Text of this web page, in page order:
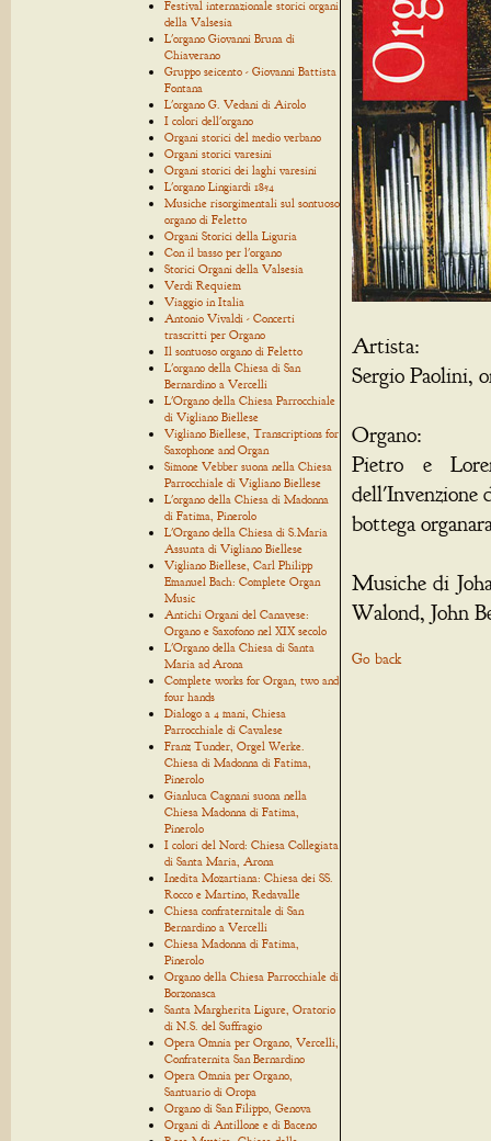
Festival internazionale storici organi
della Valsesia
L'organo Giovanni Bruna di
Chiaverano
Gruppo seicento - Giovanni Battista
Fontana
L'organo G. Vedani di Airolo
I colori dell'organo
Organi storici del medio verbano
Organi storici varesini
Organi storici dei laghi varesini
L'organo Lingiardi 1854
Musiche risorgimentali sul sontuoso
organo di Feletto
Organi Storici della Liguria
Con il basso per l'organo
Storici Organi della Valsesia
Verdi Requiem
Viaggio in Italia
Antonio Vivaldi - Concerti
trascritti per Organo
Il sontuoso organo di Feletto
L'organo della Chiesa di San
Bernardino a Vercelli
L'Organo della Chiesa Parrocchiale
di Vigliano Biellese
Vigliano Biellese, Transcriptions for
Saxophone and Organ
Simone Vebber suona nella Chiesa
Parrocchiale di Vigliano Biellese
L'organo della Chiesa di Madonna
di Fatima, Pinerolo
L'Organo della Chiesa di S.Maria
Assunta di Vigliano Biellese
Vigliano Biellese, Carl Philipp
Emanuel Bach: Complete Organ
Music
Antichi Organi del Canavese:
Organo e Saxofono nel XIX secolo
L'Organo della Chiesa di Santa
Maria ad Arona
Complete works for Organ, two and
four hands
Dialogo a 4 mani, Chiesa
Parrocchiale di Cavalese
Franz Tunder, Orgel Werke.
Chiesa di Madonna di Fatima,
Pinerolo
Gianluca Cagnani suona nella
Chiesa Madonna di Fatima,
Pinerolo
I colori del Nord: Chiesa Collegiata
di Santa Maria, Arona
Inedita Mozartiana: Chiesa dei SS.
Rocco e Martino, Redavalle
Chiesa confraternitale di San
Bernardino a Vercelli
Chiesa Madonna di Fatima,
Pinerolo
Organo della Chiesa Parrocchiale di
Borzonasca
Santa Margherita Ligure, Oratorio
di N.S. del Suffragio
Opera Omnia per Organo, Vercelli,
Confraternita San Bernardino
Opera Omnia per Organo,
Santuario di Oropa
Organo di San Filippo, Genova
Organi di Antillone e di Baceno
Artista:
Sergio Paolini,
Organo:
Pietro e
dell'Invenzione
bottega
Musiche di
Walond, John
Go back